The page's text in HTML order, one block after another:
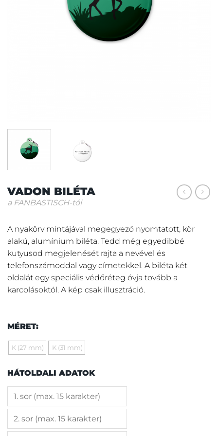
VADON BILÉTA
a FANBASTISCH-tól
A nyakörv mintájával megegyező nyomtatott, kör
alakú, alumínium biléta. Tedd még egyedibbé
kutyusod megjelenését rajta a nevével és
telefonszámoddal vagy címetekkel. A biléta két
oldalát egy speciális védőréteg óvja tovább a
karcolásoktól. A kép csak illusztráció.
MÉRET:
K (27 mm) K (31 mm)
HÁTOLDALI ADATOK